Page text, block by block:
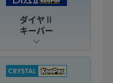
ダイヤⅡ
キーパー